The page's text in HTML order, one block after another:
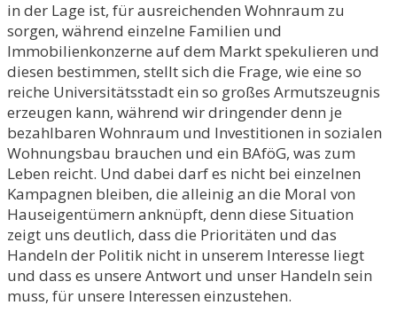
in der Lage ist, für ausreichenden Wohnraum zu
sorgen, während einzelne Familien und
Immobilienkonzerne auf dem Markt spekulieren und
diesen bestimmen, stellt sich die Frage, wie eine so
reiche Universitätsstadt ein so großes Armutszeugnis
erzeugen kann, während wir dringender denn je
bezahlbaren Wohnraum und Investitionen in sozialen
Wohnungsbau brauchen und ein BAföG, was zum
Leben reicht. Und dabei darf es nicht bei einzelnen
Kampagnen bleiben, die alleinig an die Moral von
Hauseigentümern anknüpft, denn diese Situation
zeigt uns deutlich, dass die Prioritäten und das
Handeln der Politik nicht in unserem Interesse liegt
und dass es unsere Antwort und unser Handeln sein
muss, für unsere Interessen einzustehen.